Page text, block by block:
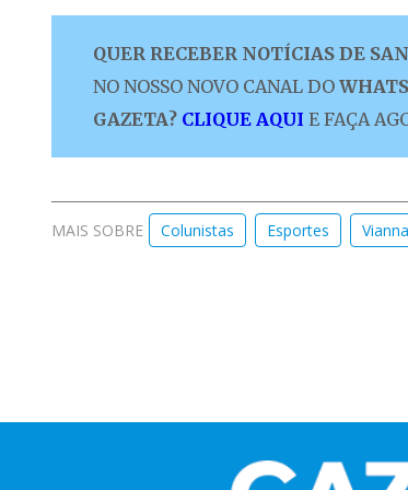
QUER RECEBER NOTÍCIAS DE
NO NOSSO NOVO CANAL DO
GAZETA? CLIQUE AQUI E FAÇA
MAIS SOBRE Colunistas Esportes Vianna